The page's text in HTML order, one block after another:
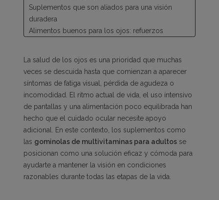
Suplementos que son aliados para una visión
duradera
Alimentos buenos para los ojos: refuerzos
La salud de los ojos es una prioridad que muchas
veces se descuida hasta que comienzan a aparecer
síntomas de fatiga visual, pérdida de agudeza o
incomodidad. El ritmo actual de vida, el uso intensivo
de pantallas y una alimentación poco equilibrada han
hecho que el cuidado ocular necesite apoyo
adicional. En este contexto, los suplementos como
las gominolas de multivitaminas para adultos se
posicionan como una solución eficaz y cómoda para
ayudarte a mantener la visión en condiciones
razonables durante todas las etapas de la vida.